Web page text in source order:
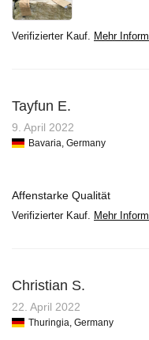
Verifizierter Kauf. Mehr
Tayfun E.
9. April 2022
Bavaria, Germany
Affenstarke Qualität
Verifizierter Kauf. Mehr
Christian S.
22. April 2022
Thuringia, Germany